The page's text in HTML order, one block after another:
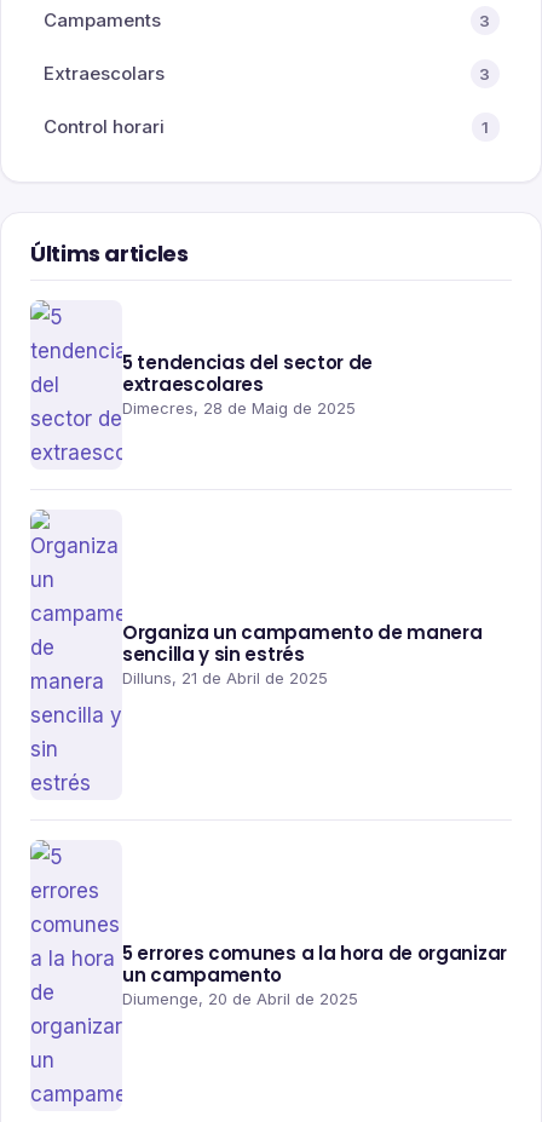
Campaments 3
Extraescolars 3
Control horari 1
Últims articles
5 tendencias del sector de
extraescolares
Dimecres, 28 de Maig de 2025
Organiza un campamento de manera
sencilla y sin estrés
Dilluns, 21 de Abril de 2025
5 errores comunes a la hora de organizar
un campamento
Diumenge, 20 de Abril de 2025